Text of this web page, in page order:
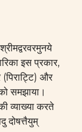
इस प्रकार,
(पिराट्टि) और
समझाया।
व्याख्या करते
दोषत्तैयुम्